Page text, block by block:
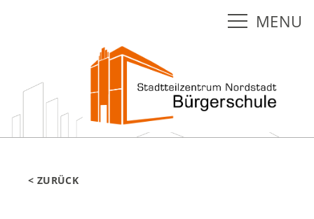
< ZURÜCK
MENU